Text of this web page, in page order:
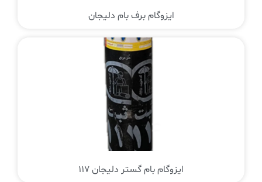
ایزوگام برف بام دلیجان
ایزوگام بام گستر دلیجان 117